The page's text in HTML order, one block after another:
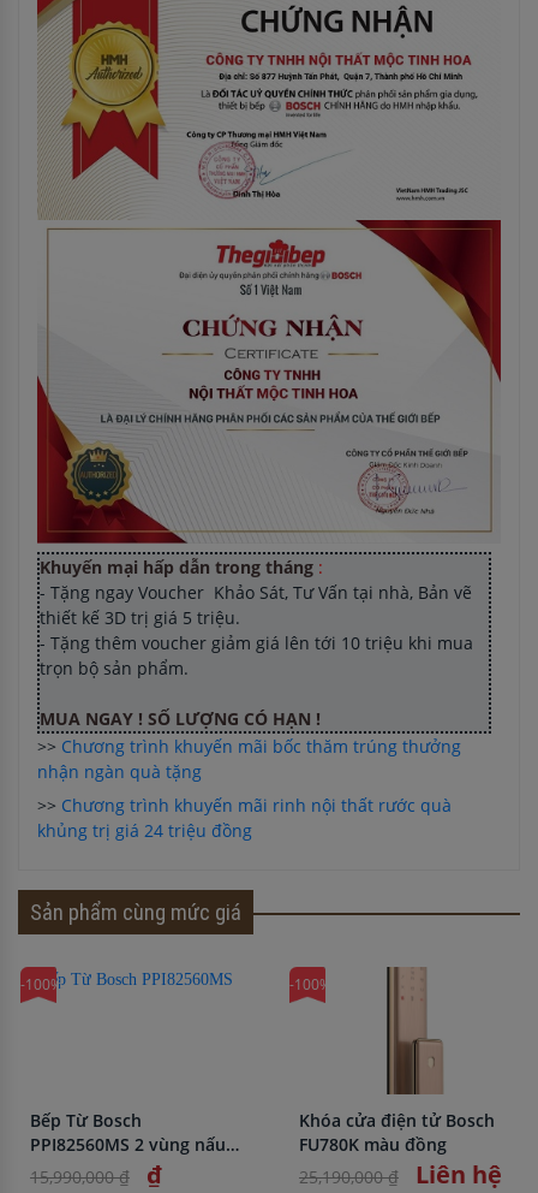
Khuyến mại hấp dẫn trong tháng :
- Tặng ngay Voucher Khảo Sát, Tư Vấn tại nhà, Bản vẽ
thiết kế 3D trị giá 5 triệu.
- Tặng thêm voucher giảm giá lên tới 10 triệu khi mua
trọn bộ sản phẩm.
MUA NGAY ! SỐ LƯỢNG CÓ HẠN !
>> Chương trình khuyến mãi bốc thăm trúng thưởng
nhận ngàn quà tặng
>> Chương trình khuyến mãi rinh nội thất rước quà
khủng trị giá 24 triệu đồng
Sản phẩm cùng mức giá
-100%
Bếp Từ Bosch
PPI82560MS 2 vùng nấu
nhập khẩu chính hãng
15,990,000 ₫ ₫
-100%
Khóa cửa điện tử Bosch
FU780K màu đồng
25,190,000 ₫
Liên hệ